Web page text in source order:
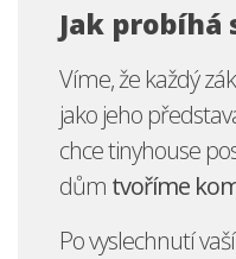
Jak probíhá
Víme, že každý
jako jeho
chcetinyhouse
dům tvoříme
Po vyslechnutí